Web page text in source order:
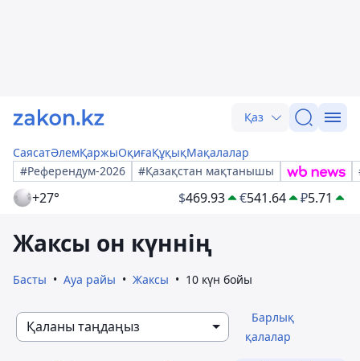
Қаз
СаясатӘлемҚаржыОқиғаҚұқықМақалалар
#Референдум-2026
#Қазақстан мақтанышы
+27° $469.93 €541.64 ₽5.71
Жаксы он күннің
Басты Ауа райы Жаксы 10 күн бойы
Қаланы таңдаңыз
Барлық
қалалар